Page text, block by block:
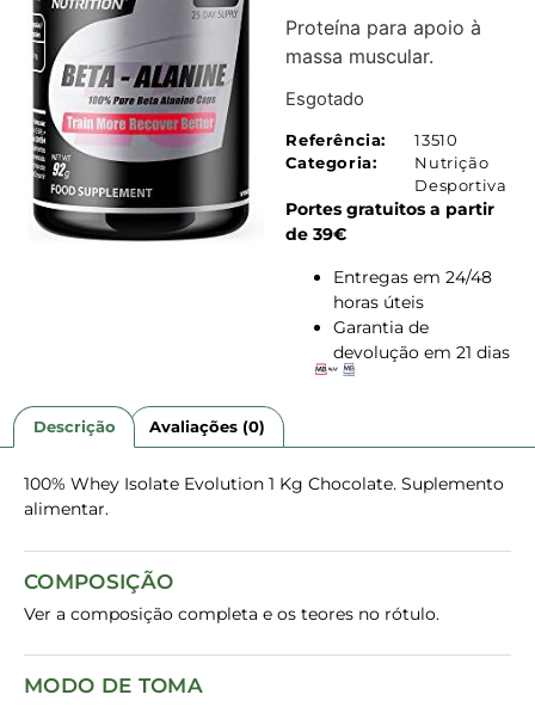
Proteína para apoio à
massa muscular.
Esgotado
Referência:
13510
Categoria:
Nutrição
Desportiva
Portes gratuitos a partir
de 39€
Entregas em 24/48
horas úteis
Garantia de
devolução em 21 dias
Descrição Avaliações (0)
100% Whey Isolate Evolution 1 Kg Chocolate. Suplemento
alimentar.
COMPOSIÇÃO
Ver a composição completa e os teores no rótulo.
MODO DE TOMA